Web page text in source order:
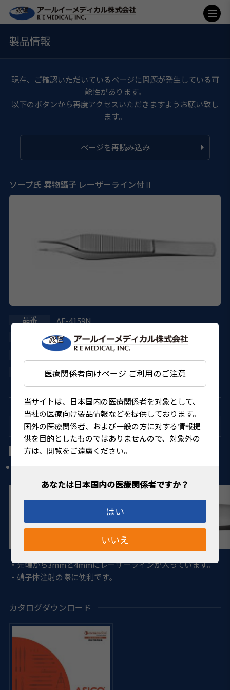
医療関係者向けページ ご利用のご注意
当サイトは、日本国内の医療関係者を対象として、
当社の医療向け製品情報などを提供しております。
国外の医療関係者、および一般の方に対する情報提
供を目的としたものではありませんので、対象外の
方は、閲覧をご遠慮ください。
はい
いいえ
製品情報
現在、ご確認いただいているページに問題が発生している可
能性があります。
以下のボタンから再度アクセスいただきますようお願い致し
ます。
ページを再読み込み
ソープ氏 異物鑷子 レーザーライン付Ⅱ
AE-4159N
ASICO
4562150826856
縫合鑷子
ソープ氏 異物鑷子 レーザーライン付Ⅱ
・先端から3mmと4mmにレーザーラインが入っています。
・硝子体注射の際に便利です。
カタログダウンロード